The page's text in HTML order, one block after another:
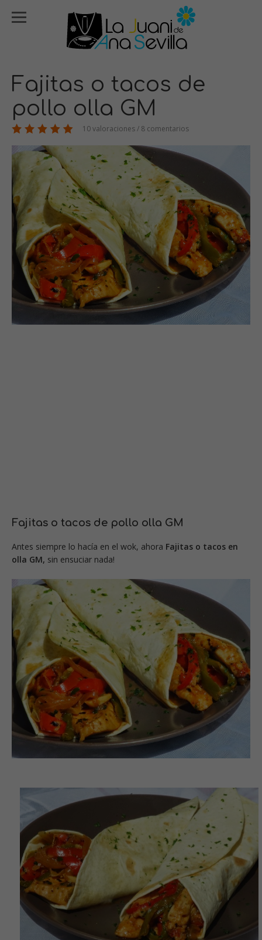
Fajitas o tacos de
pollo olla GM
10 valoraciones / 8 comentarios
Fajitas o tacos de pollo olla GM
Antes siempre lo hacía en el wok, ahora Fajitas o tacos en
olla GM, sin ensuciar nada!